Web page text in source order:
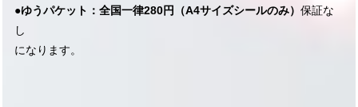
●ゆうパケット ： 全国一律280円 （A4サイズシールのみ） 保証な
し
になります。